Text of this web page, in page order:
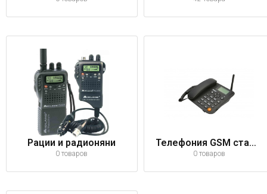
Рации и радионяни
0 товаров
Телефония GSM стационарная
0 товаров